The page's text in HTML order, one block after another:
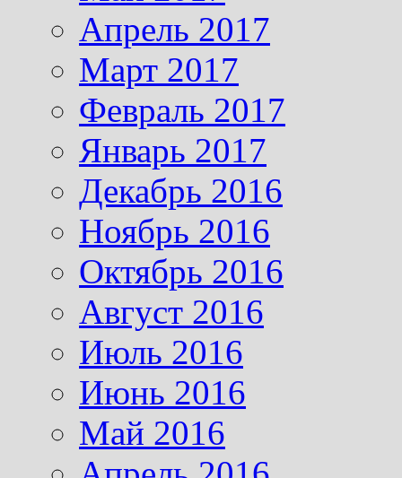
Апрель 2017
Март 2017
Февраль 2017
Январь 2017
Декабрь 2016
Ноябрь 2016
Октябрь 2016
Август 2016
Июль 2016
Июнь 2016
Май 2016